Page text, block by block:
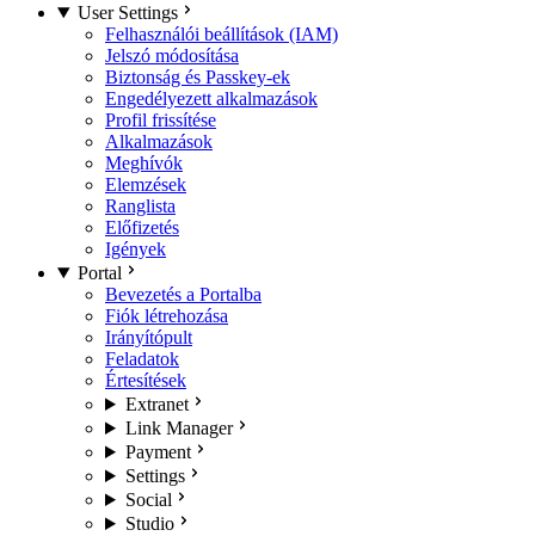
User Settings
Felhasználói beállítások (IAM)
Jelszó módosítása
Biztonság és Passkey-ek
Engedélyezett alkalmazások
Profil frissítése
Alkalmazások
Meghívók
Elemzések
Ranglista
Előfizetés
Igények
Portal
Bevezetés a Portalba
Fiók létrehozása
Irányítópult
Feladatok
Értesítések
Extranet
Link Manager
Payment
Settings
Social
Studio